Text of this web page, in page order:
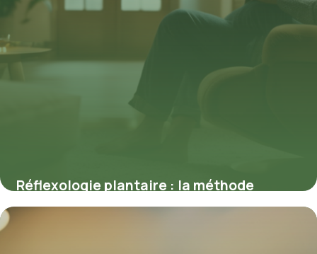
Réflexologie plantaire : la méthode
naturelle pour améliorer votre sommeil